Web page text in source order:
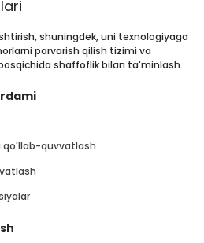
shuningdek, uni texnologiyaga
parvarish qilish tizimi va
shaffoflik bilan ta'minlash.
qo'llab-quvvatlash